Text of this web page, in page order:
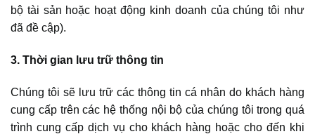
bộ tài sản hoặc hoạt động kinh doanh của chúng tôi như
đã đề cập).
3. Thời gian lưu trữ thông tin
Chúng tôi sẽ lưu trữ các thông tin cá nhân do khách hàng
cung cấp trên các hệ thống nội bộ của chúng tôi trong quá
trình cung cấp dịch vụ cho khách hàng hoặc cho đến khi